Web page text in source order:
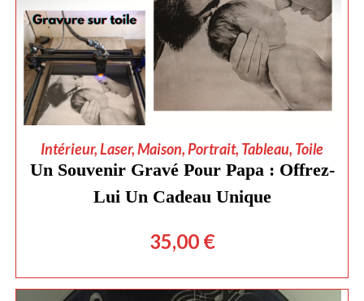
AJOUTER AU PANIER
Intérieur,Laser,Maison,Portrait, Tableau, Toile
Un Souvenir Gravé Pour Papa : Offrez-
Lui Un Cadeau Unique
35,00 €